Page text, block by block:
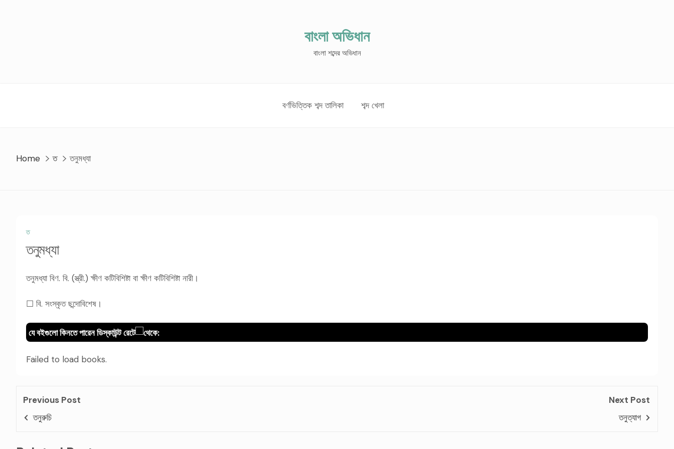
বাংলা অভিধান
বাংলা শব্দের অভিধান
বর্ণভিত্তিক শব্দ তালিকা শব্দ খেলা
Home ত তনুমধ্যা
ত
তনুমধ্যা
তনুমধ্যা বিণ. বি. (স্ত্রী.) ক্ষীণ কটিবিশিষ্টা বা ক্ষীণ কটিবিশিষ্টা নারী।
☐ বি. সংস্কৃত ছন্দোবিশেষ।
যে বইগুলো কিনতে পারেন ডিস্কাউন্ট রেটে থেকে:
Failed to load books.
Previous Post
তনুরুচি
Next Post
তনুত্যাগ